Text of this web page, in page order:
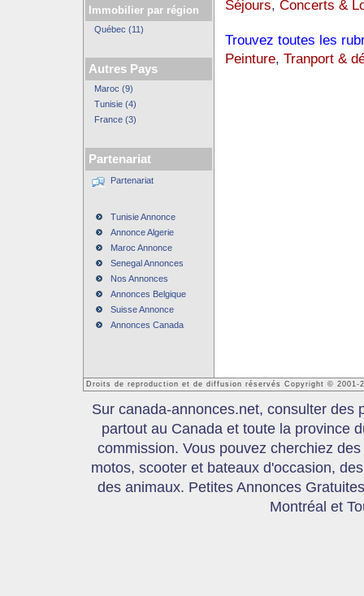
Immobilier par région
Québec (11)
Autres Pays
Maroc (9)
Tunisie (4)
France (3)
Partenariat
Partenariat
Tunisie Annonce
Annonce Algerie
Maroc Annonce
Senegal Annonces
Nos Annonces
Annonces Belgique
Suisse Annonce
Annonces Canada
Séjours, Concerts &
Trouvez toutes les
Peinture, Tranport &
Droits de reproduction et de diffusion réservés Copyright © 2001-
Sur canada-annonces.net, consulter des
partout au Canada et toute la province
commission. Vous pouvez cherchiez
motos, scooter et bateaux d'occasion,
des animaux. Petites Annonces
Montréal et